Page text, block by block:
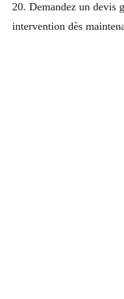
20. Demandez un devis
intervention dès